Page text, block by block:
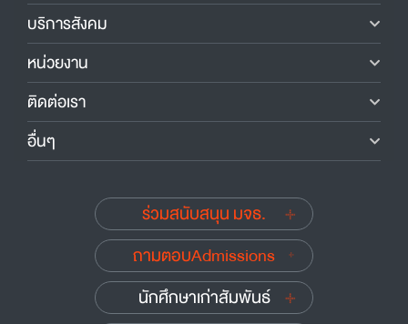
บริการสังคม
หน่วยงาน
ติดต่อเรา
อื่นๆ
ร่วมสนับสนุน มจธ.
ถามตอบAdmissions
นักศึกษาเก่าสัมพันธ์